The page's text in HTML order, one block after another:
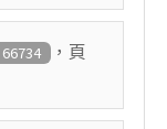
66734 ，頁